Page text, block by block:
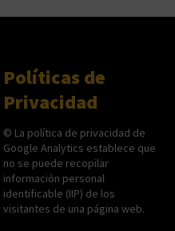
Políticas de
Privacidad
© La política de privacidad de
Google Analytics establece que
no se puede recopilar
información personal
identificable (IIP) de los
visitantes de una página web.